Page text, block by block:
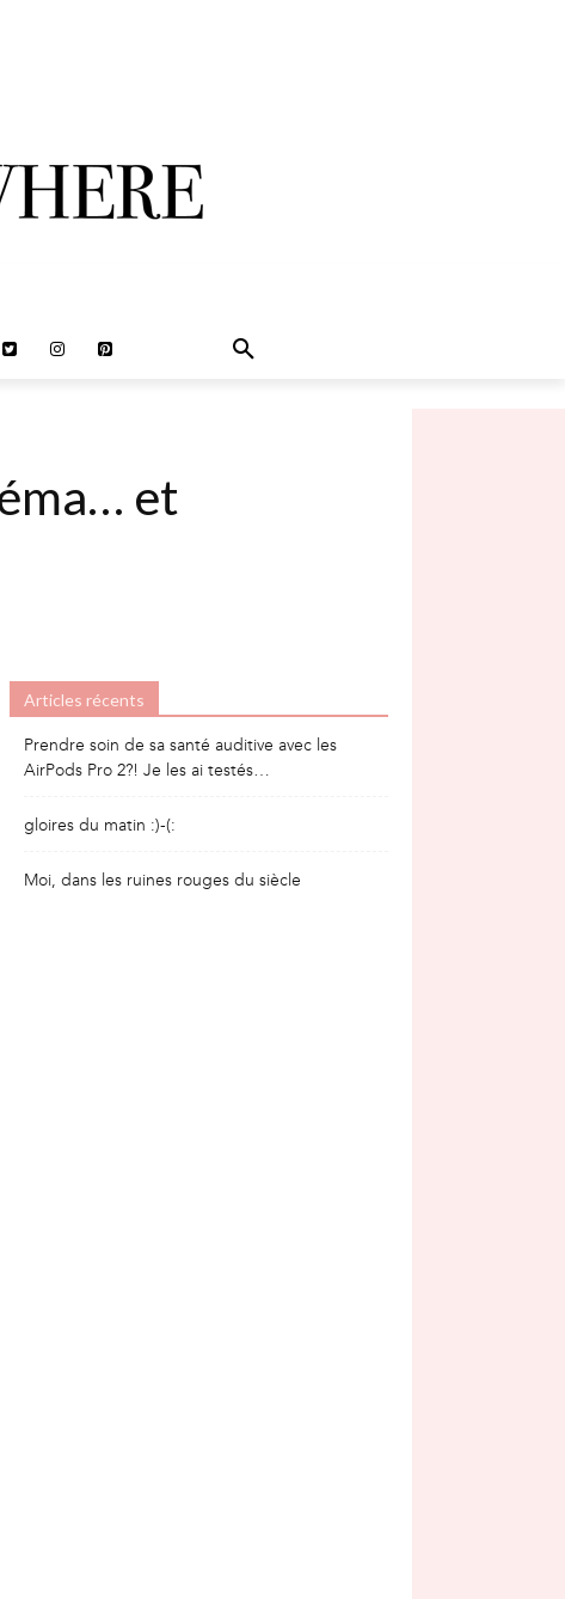
et
Articles récents
Prendre soin de sa santé auditive avec les
AirPods Pro 2?! Je les ai testés…
gloires du matin :)-(:
Moi, dans les ruines rouges du siècle